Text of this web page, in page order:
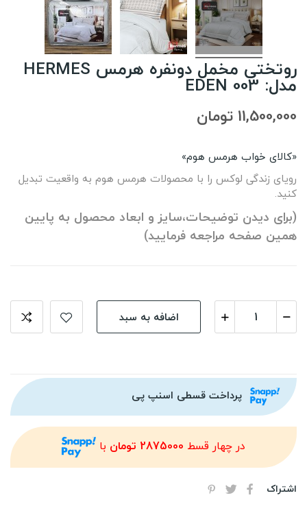
روتختی مخمل دونفره هرمس HERMES
مدل: EDEN 003
11,500,000 تومان
«کالای خواب هرمس هوم»
رویای زندگی لوکس را با محصولات هرمس هوم به واقعیت تبدیل
کنید.
(برای دیدن توضیحات،سایز و ابعاد محصول به پایین
همین صفحه مراجعه فرمایید)
اضافه به سبد
پرداخت قسطی اسنپ پی
در چهار قسط 2875000 تومان با
اشتراک